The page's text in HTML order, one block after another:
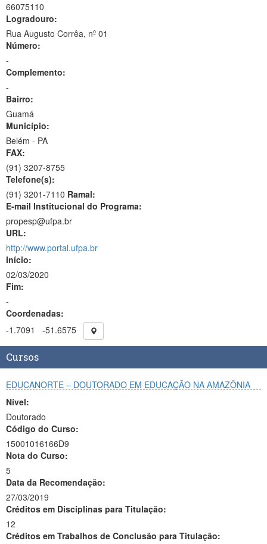
66075110
Logradouro:
Rua Augusto Corrêa, nº 01
Número:
-
Complemento:
-
Bairro:
Guamá
Município:
Belém - PA
FAX:
(91) 3207-8755
Telefone(s):
(91) 3201-7110 Ramal:
E-mail Institucional do Programa:
propesp@ufpa.br
URL:
http://www.portal.ufpa.br
Início:
02/03/2020
Fim:
-
Coordenadas:
-1.7091
-51.6575
Cursos
EDUCANORTE – DOUTORADO EM EDUCAÇÃO NA AMAZÔNIA
Nível:
Doutorado
Código do Curso:
15001016166D9
Nota do Curso:
5
Data da Recomendação:
27/03/2019
Créditos em Disciplinas para Titulação:
12
Créditos em Trabalhos de Conclusão para Titulação: